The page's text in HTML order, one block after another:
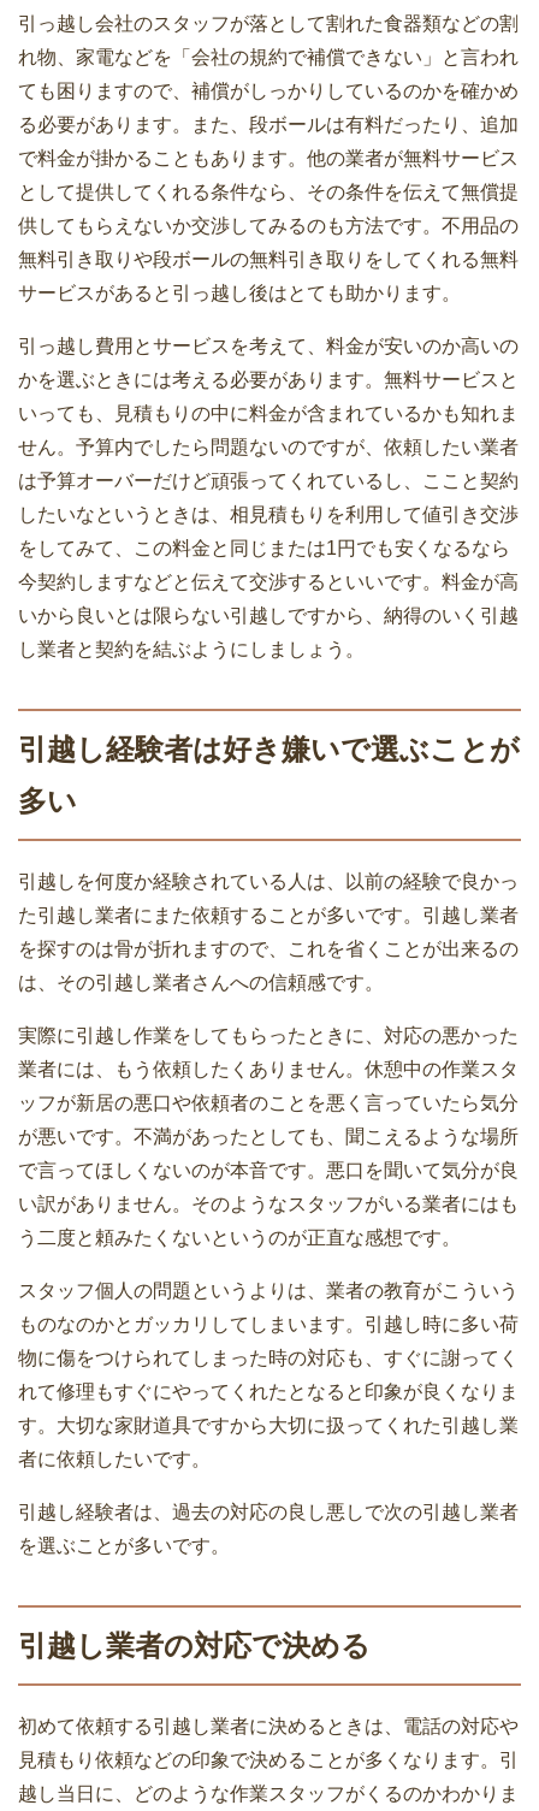
見積もり入手方法・チェック項目
引越し業者からの請求書に追加料金が発
生したケースと防ぐ方法
突然の転勤！急いで引っ越しをするとき
に知っておくべき4つのこと
引っ越しの際は必ず郵便局に転送届出
を！手続きは簡単
引越しが決まったときの退去手続きと連
絡の3ポイント
引っ越し後の挨拶回り誰とする！単身男
性・単身女性・家族で違う
引っ越し当日の天気が雨でも決行！延
期・キャンセル出来ない
夢の一戸建て購入！マンションから引っ
荷造りに必要な段ボール箱の集め方と自
分で揃えるときの注意点
一人暮らしの引越しの荷物量はどのくら
い？部屋の広さとダンボール数
アート・ハート・サカイ・アーク・アリ
さん5社の引越業者評判比較
引越し後の挨拶マナー！挨拶の時期と方
法
複数業者の引越し見積もり書から3つの
ことを比較する選び方
引越しのときに選ばれる粗品ランキング
と購入金額の相場
引越し荷物の本を荷造りするときの5つ
のコツ
単身での自力で引越しは楽だけど失敗
も・・・段取りが大事
のポイント
引越見積書の実費や付帯サービス費用の
引っ越し会社のスタッフが落として割れた食器類などの割
れ物、家電などを「会社の規約で補償できない」と言われ
ても困りますので、補償がしっかりしているのかを確かめ
る必要があります。また、段ボールは有料だったり、追加
で料金が掛かることもあります。他の業者が無料サービス
として提供してくれる条件なら、その条件を伝えて無償提
供してもらえないか交渉してみるのも方法です。不用品の
無料引き取りや段ボールの無料引き取りをしてくれる無料
サービスがあると引っ越し後はとても助かります。
引っ越し費用とサービスを考えて、料金が安いのか高いの
かを選ぶときには考える必要があります。無料サービスと
いっても、見積もりの中に料金が含まれているかも知れま
せん。予算内でしたら問題ないのですが、依頼したい業者
は予算オーバーだけど頑張ってくれているし、ここと契約
したいなというときは、相見積もりを利用して値引き交渉
をしてみて、この料金と同じまたは1円でも安くなるなら
今契約しますなどと伝えて交渉するといいです。料金が高
いから良いとは限らない引越しですから、納得のいく引越
し業者と契約を結ぶようにしましょう。
引越し経験者は好き嫌いで選ぶことが
多い
引越しを何度か経験されている人は、以前の経験で良かっ
た引越し業者にまた依頼することが多いです。引越し業者
を探すのは骨が折れますので、これを省くことが出来るの
は、その引越し業者さんへの信頼感です。
実際に引越し作業をしてもらったときに、対応の悪かった
業者には、もう依頼したくありません。休憩中の作業スタ
ッフが新居の悪口や依頼者のことを悪く言っていたら気分
が悪いです。不満があったとしても、聞こえるような場所
で言ってほしくないのが本音です。悪口を聞いて気分が良
い訳がありません。そのようなスタッフがいる業者にはも
う二度と頼みたくないというのが正直な感想です。
スタッフ個人の問題というよりは、業者の教育がこういう
ものなのかとガッカリしてしまいます。引越し時に多い荷
物に傷をつけられてしまった時の対応も、すぐに謝ってく
れて修理もすぐにやってくれたとなると印象が良くなりま
す。大切な家財道具ですから大切に扱ってくれた引越し業
者に依頼したいです。
引越し経験者は、過去の対応の良し悪しで次の引越し業者
を選ぶことが多いです。
引越し業者の対応で決める
初めて依頼する引越し業者に決めるときは、電話の対応や
見積もり依頼などの印象で決めることが多くなります。引
越し当日に、どのような作業スタッフがくるのかわかりま